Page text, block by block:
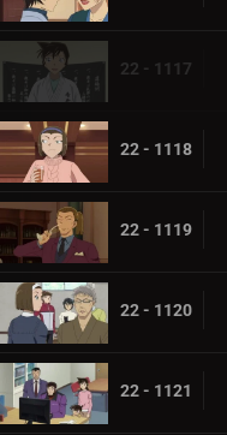
22 - 1117
22 - 1118
22 - 1119
22 - 1120
22 - 1121